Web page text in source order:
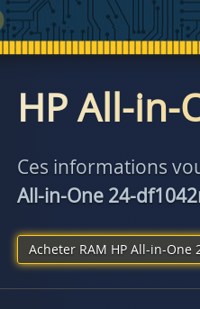
HP All-in-
Ces informations
All-in-One 24-
Acheter RAM HP All-in-